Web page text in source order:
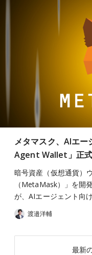
メタマスク、AIエ
Agent Wallet」正
暗号資産（仮想通貨）
（MetaMask）」を開
が、AIエージェント向
渡邉洋輔
最新